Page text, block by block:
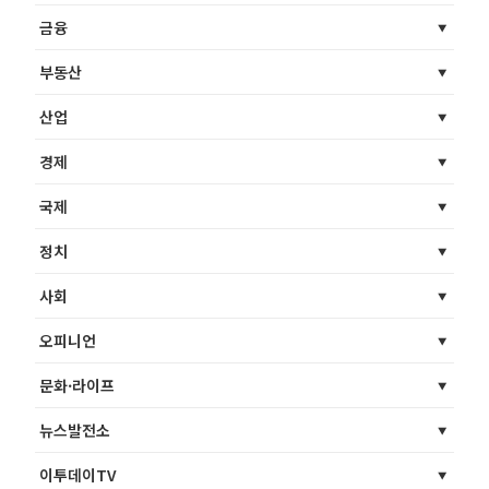
금융
부동산
산업
경제
국제
정치
사회
오피니언
문화·라이프
뉴스발전소
이투데이TV